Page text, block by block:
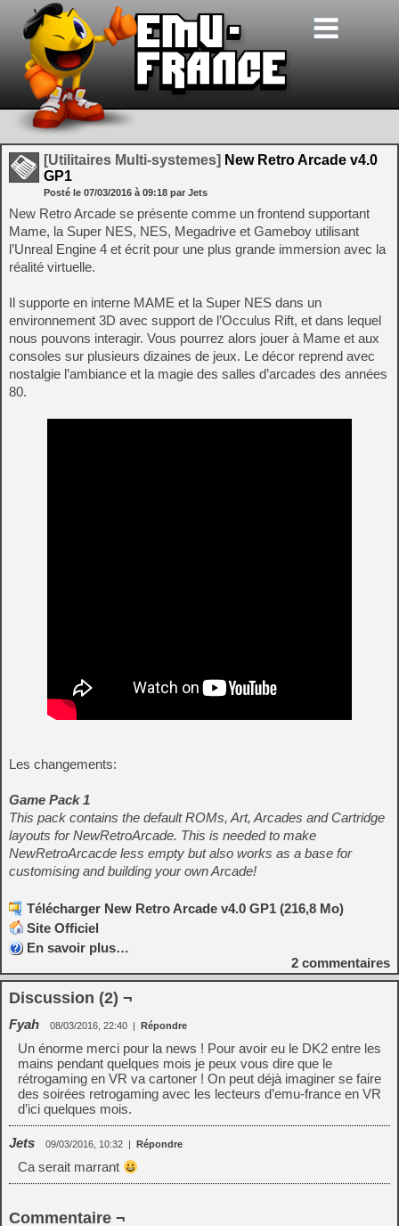
[Utilitaires Multi-systemes] New Retro Arcade v4.0
GP1
Posté le 07/03/2016 à 09:18 par Jets
New Retro Arcade se présente comme un frontend supportant
Mame, la Super NES, NES, Megadrive et Gameboy utilisant
l’Unreal Engine 4 et écrit pour une plus grande immersion avec la
réalité virtuelle.
Il supporte en interne MAME et la Super NES dans un
environnement 3D avec support de l’Occulus Rift, et dans lequel
nous pouvons interagir. Vous pourrez alors jouer à Mame et aux
consoles sur plusieurs dizaines de jeux. Le décor reprend avec
nostalgie l’ambiance et la magie des salles d’arcades des années
80.
Les changements:
Game Pack 1
This pack contains the default ROMs, Art, Arcades and Cartridge
layouts for NewRetroArcade. This is needed to make
NewRetroArcacde less empty but also works as a base for
customising and building your own Arcade!
Télécharger New Retro Arcade v4.0 GP1 (216,8 Mo)
Site Officiel
En savoir plus…
2 commentaires
Discussion (2) ¬
Fyah 08/03/2016, 22:40 | Répondre
Un énorme merci pour la news ! Pour avoir eu le DK2 entre les
mains pendant quelques mois je peux vous dire que le
rétrogaming en VR va cartoner ! On peut déjà imaginer se faire
des soirées retrogaming avec les lecteurs d’emu-france en VR
d’ici quelques mois.
Jets 09/03/2016, 10:32 | Répondre
Ca serait marrant
Commentaire ¬